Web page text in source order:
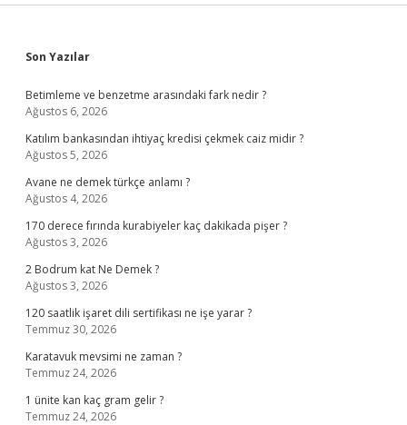
Sidebar
Son Yazılar
Betimleme ve benzetme arasındaki fark nedir ?
Ağustos 6, 2026
Katılım bankasından ihtiyaç kredisi çekmek caiz midir ?
Ağustos 5, 2026
Avane ne demek türkçe anlamı ?
Ağustos 4, 2026
170 derece fırında kurabiyeler kaç dakikada pişer ?
Ağustos 3, 2026
2 Bodrum kat Ne Demek ?
Ağustos 3, 2026
120 saatlik işaret dili sertifikası ne işe yarar ?
Temmuz 30, 2026
Karatavuk mevsimi ne zaman ?
Temmuz 24, 2026
1 ünite kan kaç gram gelir ?
Temmuz 24, 2026